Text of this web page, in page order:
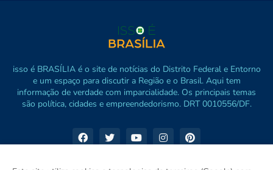
isso é BRASÍLIA é o site de notícias do Distrito Federal e Entorno
e um espaço para discutir a Região e o Brasil. Aqui tem
informação de verdade com imparcialidade. Os principais temas
são política, cidades e empreendedorismo. DRT 0010556/DF.